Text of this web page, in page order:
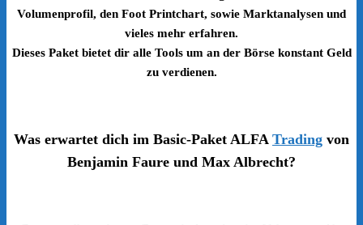
Volumenprofil, den Foot Printchart, sowie Marktanalysen und
vieles mehr erfahren.
Dieses Paket bietet dir alle Tools um an der Börse konstant Geld
zu verdienen.
Was erwartet dich im Basic-Paket ALFA Trading von
Benjamin Faure und Max Albrecht?